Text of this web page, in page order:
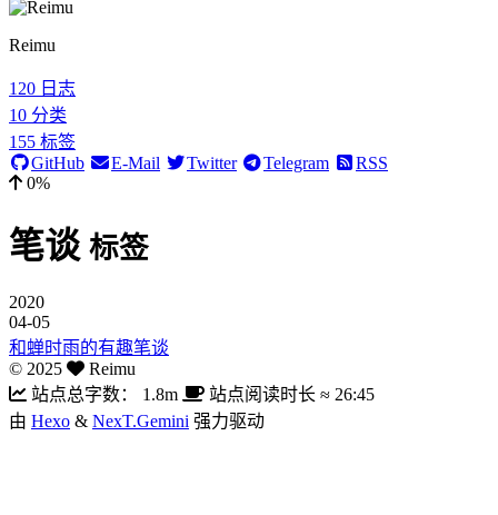
Reimu
120 日志
10 分类
155 标签
GitHub
E-Mail Twitter Telegram
RSS
0%
笔谈 标签
2020
04-05
和蝉时雨的有趣笔谈
© 2025
Reimu
站点总字数：
1.8m 站点阅读时长 ≈ 26:45
由 Hexo & NexT.Gemini 强力驱动